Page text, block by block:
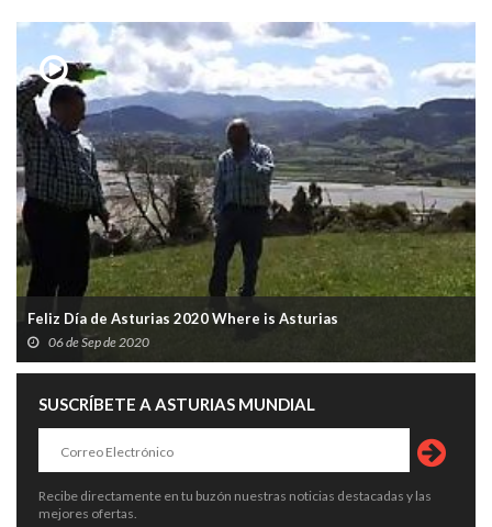
Feliz Día de Asturias 2020 Where is Asturias
06 de Sep de 2020
SUSCRÍBETE A ASTURIAS MUNDIAL
Recibe directamente en tu buzón nuestras noticias destacadas y las
mejores ofertas.